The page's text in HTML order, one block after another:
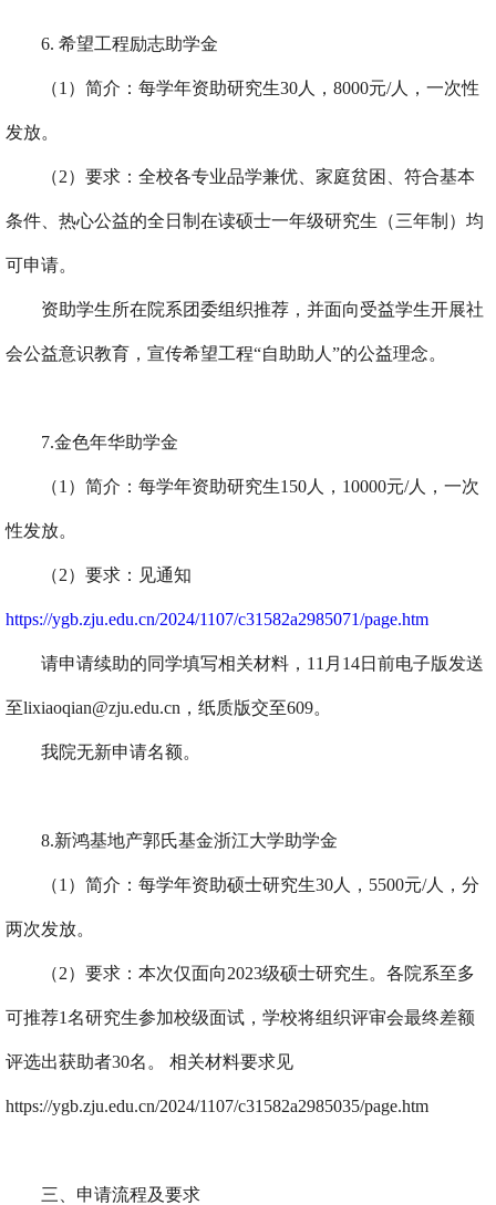
6. 希望工程励志助学金
（1 ）简介：每学年资助研究生30人， 8000元/人，一次性
发放。
（2）要求：全校各专业品学兼优、家庭贫困、符合基本
条件、热心公益的全日制在读硕士一年级研究生（三年制）均
可申请。
资助学生所在院系团委组织推荐，并面向受益学生开展社
会公益意识教育，宣传希望工程“自助助人”的公益理念。
7.金色年华助学金
（1 ）简介：每学年资助研究生150人， 10000元/人，一次
性发放。
（2）要求：见通知
https://ygb.zju.edu.cn/2024/1107/c31582a2985071/page.htm
请申请续助的同学填写相关材料， 11 月 14日前电子版发送
至lixiaoqian@zju.edu.cn ，纸质版交至609。
我院无新申请名额。
8.新鸿基地产郭氏基金浙江大学助学金
（1 ）简介：每学年资助硕士研究生30人， 5500元/人，分
两次发放。
（2）要求：本次仅面向2023级硕士研究生。各院系至多
可推荐1名研究生参加校级面试，学校将组织评审会最终差额
评选出获助者30名。 相关材料要求见
https://ygb.zju.edu.cn/2024/1107/c31582a2985035/page.htm
三、申请流程及要求